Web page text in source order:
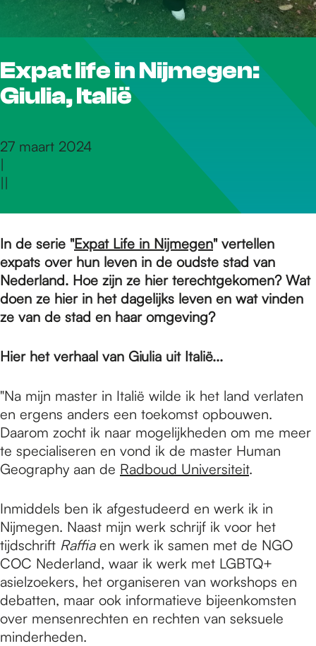
r
d
e
o
m
e
p
a
g
e
Expat life in Nijmegen:
Giulia, Italië
27 maart 2024
|
||
In de serie "Expat Life in Nijmegen" vertellen
expats over hun leven in de oudste stad van
Nederland. Hoe zijn ze hier terechtgekomen? Wat
doen ze hier in het dagelijks leven en wat vinden
ze van de stad en haar omgeving?
Hier het verhaal van Giulia uit Italië...
"Na mijn master in Italië wilde ik het land verlaten
en ergens anders een toekomst opbouwen.
Daarom zocht ik naar mogelijkheden om me meer
te specialiseren en vond ik de master Human
Geography aan de Radboud Universiteit.
Inmiddels ben ik afgestudeerd en werk ik in
Nijmegen. Naast mijn werk schrijf ik voor het
tijdschrift Raffiaen werk ik samen met de NGO
COC Nederland, waar ik werk met LGBTQ+
asielzoekers, het organiseren van workshops en
debatten, maar ook informatieve bijeenkomsten
over mensenrechten en rechten van seksuele
minderheden.